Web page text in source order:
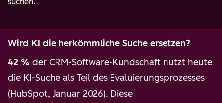
Wird KI die herkömmliche Suche ersetzen?
42 % der CRM-Software-Kundschaft nutzt heute
die KI-Suche als Teil des Evaluierungsprozesses
(HubSpot, Januar 2026). Diese